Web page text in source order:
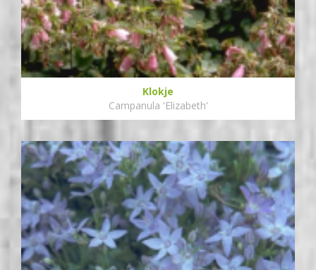
Klokje
Campanula 'Elizabeth'